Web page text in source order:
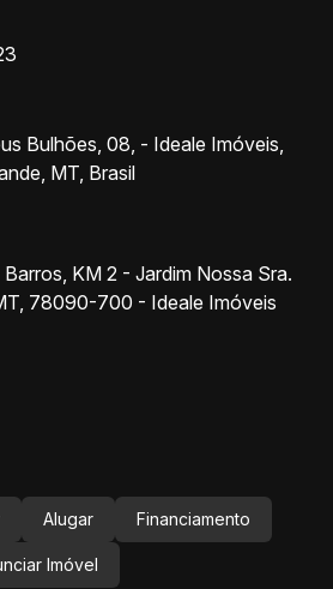
Bulhões 08 - Ideale Imóveis
MT Brasil
KM 2 - Jardim Nossa Sra.
78090-700 - Ideale Imóveis
Alugar Financiamento
Imóvel